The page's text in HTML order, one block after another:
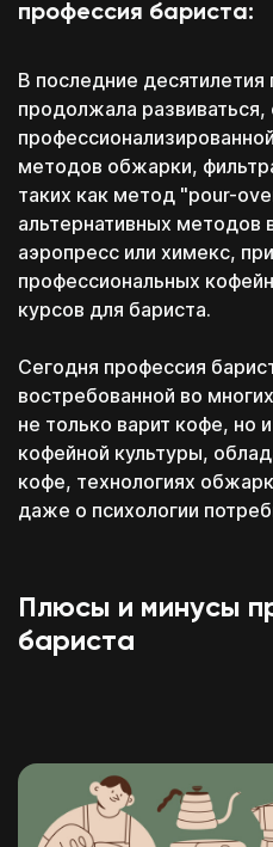
профессия бариста:
В последние десятилетия
продолжала развиваться,
методов обжарки,
таких как метод "pour-
альтернативных методов
аэропресс или химекс,
профессиональных
курсов для бариста.
Сегодня профессия
востребованной во
не только варит кофе, но
кофейной культуры,
кофе, технологиях
даже о психологии
Плюсы и минусы
бариста